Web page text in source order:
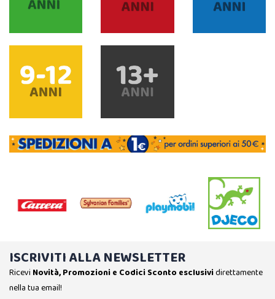
ISCRIVITI ALLA NEWSLETTER
Ricevi Novità, Promozioni e Codici Sconto esclusividirettamente
nella tua email!